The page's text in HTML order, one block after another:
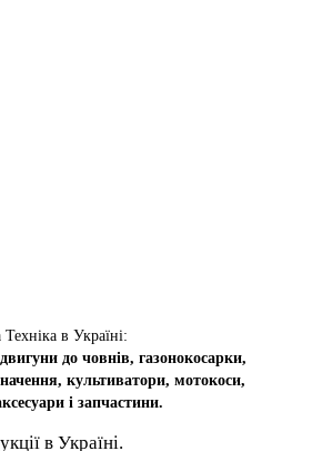
в Україні:
до човнів, газонокосарки,
культиватори, мотокоси,
і запчастини.
в Україні.